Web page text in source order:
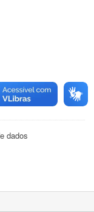
dados